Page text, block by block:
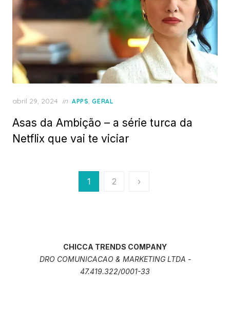
Posted
abril 29, 2024 in APPS,GERAL
Asas da Ambição – a série turca da
Netflix que vai te viciar
1 2 ›
CHICCA TRENDS COMPANY
DRO COMUNICACAO & MARKETING LTDA -
47.419.322/0001-33